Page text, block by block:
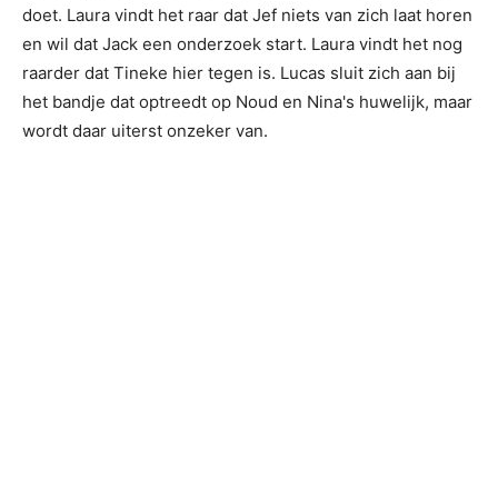
doet. Laura vindt het raar dat Jef niets van zich laat horen
en wil dat Jack een onderzoek start. Laura vindt het nog
raarder dat Tineke hier tegen is. Lucas sluit zich aan bij
het bandje dat optreedt op Noud en Nina's huwelijk, maar
wordt daar uiterst onzeker van.